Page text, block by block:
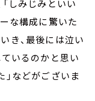
しみじみといい
な構成に驚いた
き、最後には泣い
いるのかと思い
」などがございま